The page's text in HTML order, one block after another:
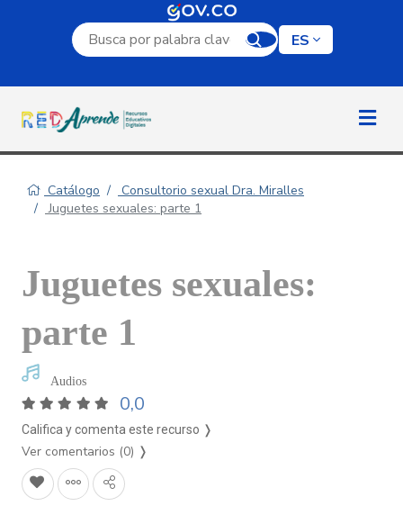
Campo de búsqueda por palabra clave
ES
Catálogo
Consultorio sexual Dra. Miralles
Juguetes sexuales: parte 1
Juguetes sexuales:
parte 1
Audios
0,0
Califica y comenta este recurso ❭
Ver comentarios (0) ❭